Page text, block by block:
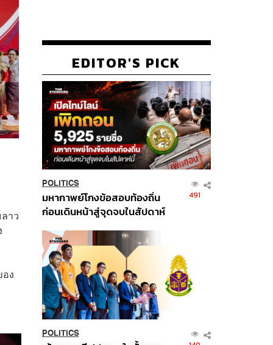
าว
ง
EDITOR'S PICK
POLITICS
มหากาพย์โกงข้อสอบท้องถิ่น
ก่อนเดินหน้าสู่จุดจบในสัปดาห์
491
POLITICS